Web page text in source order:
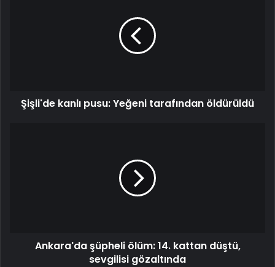
Şişli'de kanlı pusu: Yeğeni tarafından öldürüldü
Ankara'da şüpheli ölüm: 14. kattan düştü,
sevgilisi gözaltında